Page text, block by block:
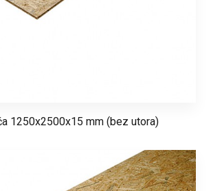
1250x2500x15 mm (bez utora)